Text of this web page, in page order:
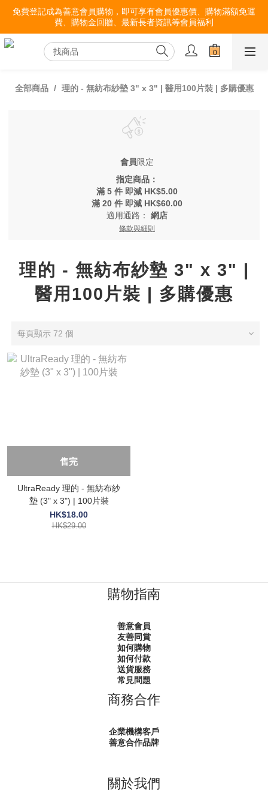
免費登記成為善意會員購物，即可享有會員優惠價、購物滿額免運
費、購物金回贈、最新長者資訊等會員福利
全部商品 理的 - 無紡布紗墊 3" x 3" | 醫用100片裝 | 多購優惠
會員限定
指定商品：
滿 5 件 即減 HK$5.00
滿 20 件 即減 HK$60.00
適用通路： 網店
條款與細則
理的 - 無紡布紗墊 3" x 3" |
醫用100片裝 | 多購優惠
每頁顯示 72 個
售完
UltraReady 理的 - 無紡布紗
墊 (3" x 3") | 100片裝
HK$18.00
HK$29.00
購物指南
善意會員
友善同賞
如何購物
如何付款
送貨服務
常見問題
商務合作
企業機構客戶
善意合作品牌
關於我們